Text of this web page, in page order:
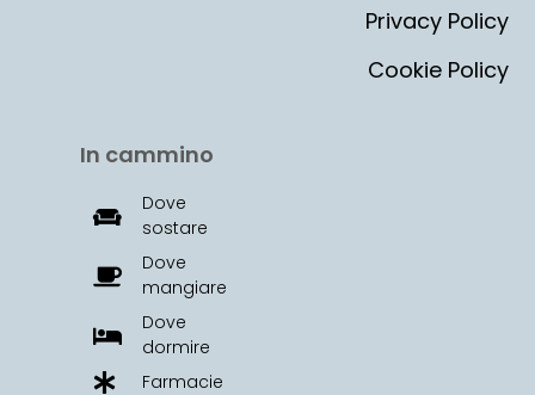
In cammino
Dove
sostare
Dove
mangiare
Dove
dormire
Farmacie
Privacy Policy
Cookie Policy